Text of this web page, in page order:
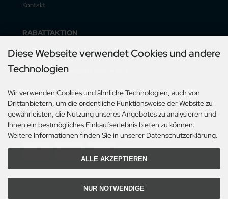
Kontakt
RABATTAKTION
Im August und September erhalten Sie 5% Mengenrabatt ab
€ 60,- Bestellwert!!!
(mit Vorauskasserabatt sind es 8%).
Der Rabatt gilt nur für Lieferungen innerhalb Deutschlands.
ZAHLUNGSMETHODEN
Diese Webseite verwendet Cookies und andere
Technologien
Wir verwenden Cookies und ähnliche Technologien, auch von
Drittanbietern, um die ordentliche Funktionsweise der Website zu
gewährleisten, die Nutzung unseres Angebotes zu analysieren und
Ihnen ein bestmögliches Einkaufserlebnis bieten zu können.
Weitere Informationen finden Sie in unserer Datenschutzerklärung.
ALLE AKZEPTIEREN
NUR NOTWENDIGE